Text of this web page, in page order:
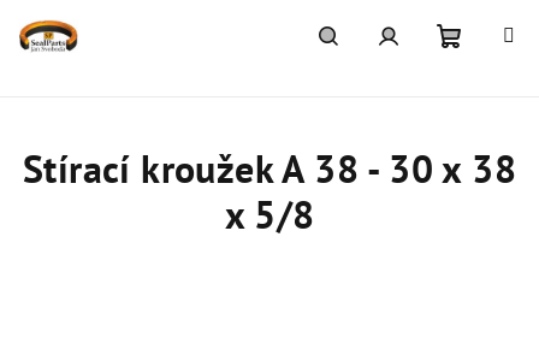
Stírací kroužek A 38 - 30 x 38
x 5/8